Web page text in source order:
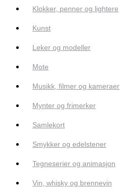
Klokker, penner og lightere
Kunst
Leker og modeller
Mote
Musikk, filmer og kameraer
Mynter og frimerker
Samlekort
Smykker og edelstener
Tegneserier og animasjon
Vin, whisky og brennevin